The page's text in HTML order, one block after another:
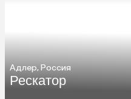
Адлер, Россия
Рескатор